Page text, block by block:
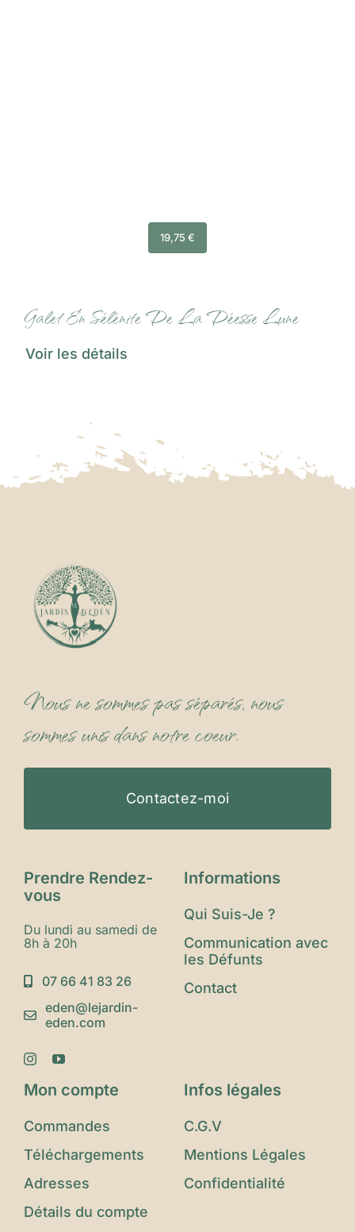
19,75 €
Galet En Sélénite De La Déesse Lune
Voir les détails
Nous ne sommes pas séparés, nous
sommes unis dans notre coeur.
Contactez-moi
Prendre Rendez-
vous
Du lundi au samedi de
8h à 20h
07 66 41 83 26
eden@lejardin-
eden.com
Informations
Qui Suis-Je ?
Communication avec
les Défunts
Contact
Mon compte
Commandes
Téléchargements
Adresses
Détails du compte
Infos légales
C.G.V
Mentions Légales
Confidentialité